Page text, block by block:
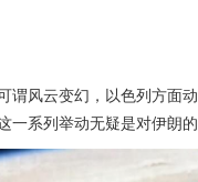
谓风云变幻，以色列方面
一系列举动无疑是对伊朗